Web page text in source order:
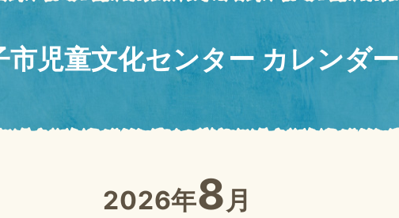
市児童文化センター カレンダー
2026年8 月